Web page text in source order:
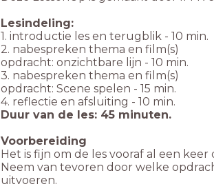
Lesindeling:
1. introductie les en terugblik - 10 min.
2. nabespreken thema en film(s)
opdracht: onzichtbare lijn - 10 min.
3. nabespreken thema en film(s)
opdracht: Scene spelen - 15 min.
4. reflectie en afsluiting - 10 min.
Duur van de les: 45 minuten.
Voorbereiding
Het is fijn om de les vooraf al een
Neem van tevoren door welke
uitvoeren.